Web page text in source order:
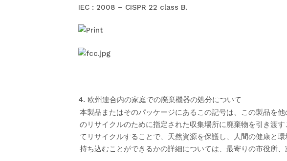
IEC : 2008 – CISPR 22 class B.
4. 欧州連合内の家庭での廃棄機器の処分について
本製品またはそのパッケージにあるこの記号は、この製品を
のリサイクルのために指定された収集場所に廃棄物を引き渡
てリサイクルすることで、天然資源を保護し、人間の健康と
持ち込むことができるかの詳細については、最寄りの市役所